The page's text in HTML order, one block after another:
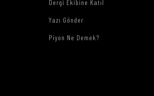
Dergi Ekibine Katıl
Yazı Gönder
Piyon Ne Demek?